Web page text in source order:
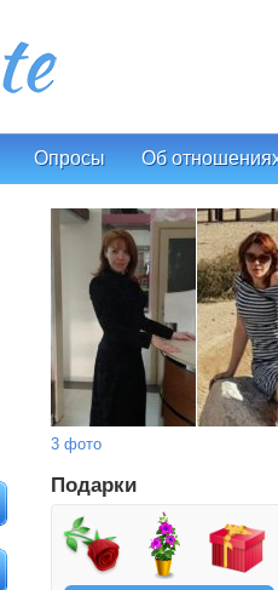
Опросы Об
3 фото
Подарки